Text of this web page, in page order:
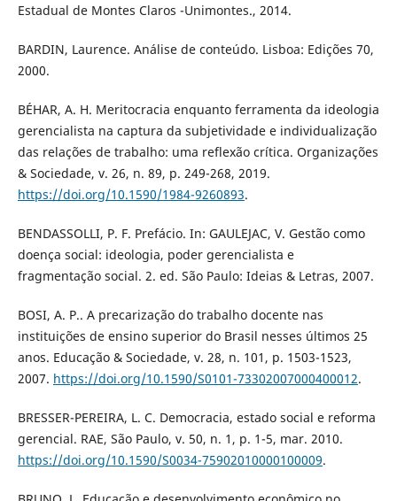
Estadual de Montes Claros -Unimontes., 2014.
BARDIN, Laurence. Análise de conteúdo. Lisboa: Edições 70,
2000.
BÉHAR, A. H. Meritocracia enquanto ferramenta da ideologia
gerencialista na captura da subjetividade e individualização
das relações de trabalho: uma reflexão crítica. Organizações
& Sociedade, v. 26, n. 89, p. 249-268, 2019.
https://doi.org/10.1590/1984-9260893.
BENDASSOLLI, P. F. Prefácio. In: GAULEJAC, V. Gestão como
doença social: ideologia, poder gerencialista e
fragmentação social. 2. ed. São Paulo: Ideias & Letras, 2007.
BOSI, A. P.. A precarização do trabalho docente nas
instituições de ensino superior do Brasil nesses últimos 25
anos. Educação & Sociedade, v. 28, n. 101, p. 1503-1523,
2007. https://doi.org/10.1590/S0101-73302007000400012.
BRESSER-PEREIRA, L. C. Democracia, estado social e reforma
gerencial. RAE, São Paulo, v. 50, n. 1, p. 1-5, mar. 2010.
https://doi.org/10.1590/S0034-75902010000100009.